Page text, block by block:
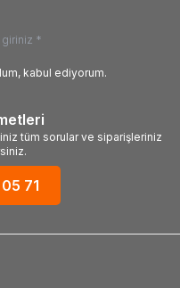
kabul ediyorum.
tüm sorular ve siparişleriniz
71